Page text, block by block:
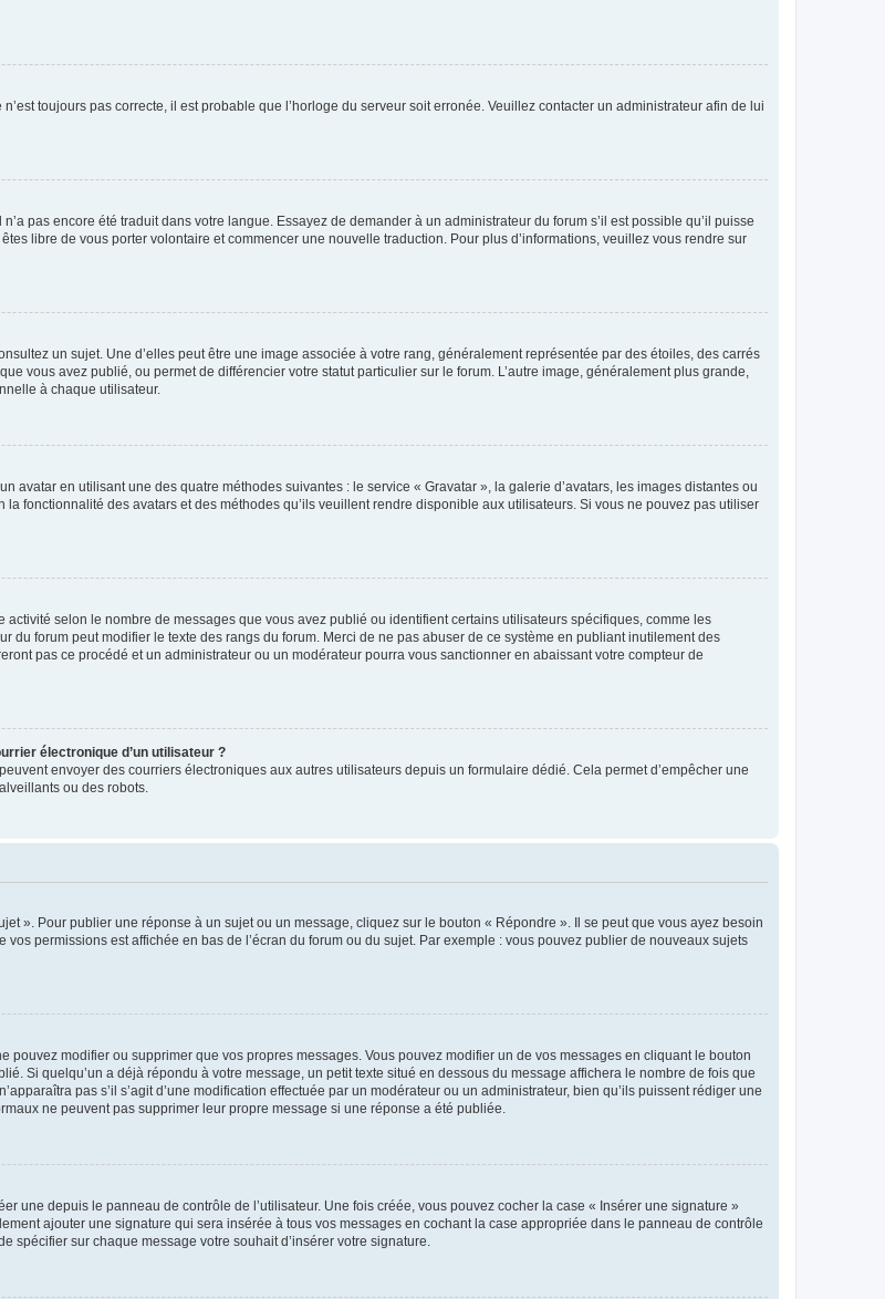
toujours pas correcte, il est probable que l’horloge du serveur soit erronée. Veuillez contacter un administrateur afin de lui
pas encore été traduit dans votre langue. Essayez de demander à un administrateur du forum s’il est possible qu’il puisse
libre de vous porter volontaire et commencer une nouvelle traduction. Pour plus d’informations, veuillez vous rendre sur
un sujet. Une d’elles peut être une image associée à votre rang, généralement représentée par des étoiles, des carrés
vous avez publié, ou permet de différencier votre statut particulier sur le forum. L’autre image, généralement plus grande,
à chaque utilisateur.
avatar en utilisant une des quatre méthodes suivantes : le service « Gravatar », la galerie d’avatars, les images distantes ou
fonctionnalité des avatars et des méthodes qu’ils veuillent rendre disponible aux utilisateurs. Si vous ne pouvez pas utiliser
selon le nombre de messages que vous avez publié ou identifient certains utilisateurs spécifiques, comme les
du forum peut modifier le texte des rangs du forum. Merci de ne pas abuser de ce système en publiant inutilement des
pas ce procédé et un administrateur ou un modérateur pourra vous sanctionner en abaissant votre compteur de
électronique d’un utilisateur ?
envoyer des courriers électroniques aux autres utilisateurs depuis un formulaire dédié. Cela permet d’empêcher une
ou des robots.
». Pour publier une réponse à un sujet ou un message, cliquez sur le bouton « Répondre ». Il se peut que vous ayez besoin
permissions est affichée en bas de l’écran du forum ou du sujet. Par exemple : vous pouvez publier de nouveaux sujets
modifier ou supprimer que vos propres messages. Vous pouvez modifier un de vos messages en cliquant le bouton
Si quelqu’un a déjà répondu à votre message, un petit texte situé en dessous du message affichera le nombre de fois que
pas s’il s’agit d’une modification effectuée par un modérateur ou un administrateur, bien qu’ils puissent rédiger une
ne peuvent pas supprimer leur propre message si une réponse a été publiée.
une depuis le panneau de contrôle de l’utilisateur. Une fois créée, vous pouvez cocher la case « Insérer une signature »
ajouter une signature qui sera insérée à tous vos messages en cochant la case appropriée dans le panneau de contrôle
spécifier sur chaque message votre souhait d’insérer votre signature.